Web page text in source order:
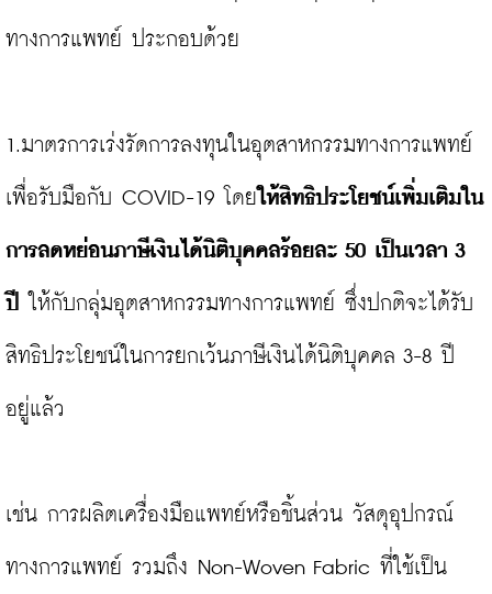
ทางการแพทย์ ประกอบด้วย
1.มาตรการเร่งรัดการลงทุนในอุตสาหกรรมทางการแพทย์
เพื่อรับมือกับ COVID-19 โดย ให้สิทธิประโยชน์เพิ่มเติมใน
การลดหย่อนภาษีเงินได้นิติบุคคลร้อยละ 50 เป็นเวลา 3
ปี ให้กับกลุ่มอุตสาหกรรมทางการแพทย์ ซึ่งปกติจะได้รับ
สิทธิประโยชน์ในการยกเว้นภาษีเงินได้นิติบุคคล 3-8 ปี
อยู่แล้ว
เช่น การผลิตเครื่องมือแพทย์หรือชิ้นส่วน วัสดุอุปกรณ์
ทางการแพทย์ รวมถึง Non-Woven Fabric ที่ใช้เป็น